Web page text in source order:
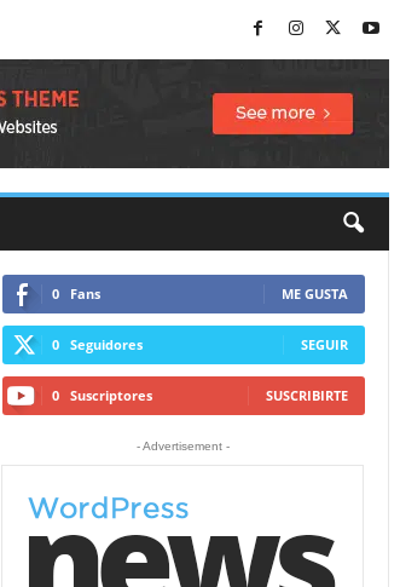
0 Fans ME GUSTA
0 Seguidores SEGUIR
0 Suscriptores SUSCRIBIRTE
- Advertisement -